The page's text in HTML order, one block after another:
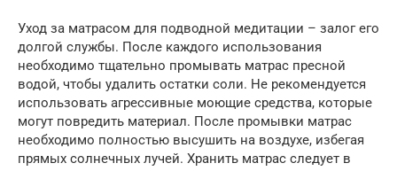
Уход за матрасом для подводной медитации – залог его
долгой службы. После каждого использования
необходимо тщательно промывать матрас пресной
водой, чтобы удалить остатки соли. Не рекомендуется
использовать агрессивные моющие средства, которые
могут повредить материал. После промывки матрас
необходимо полностью высушить на воздухе, избегая
прямых солнечных лучей. Хранить матрас следует в